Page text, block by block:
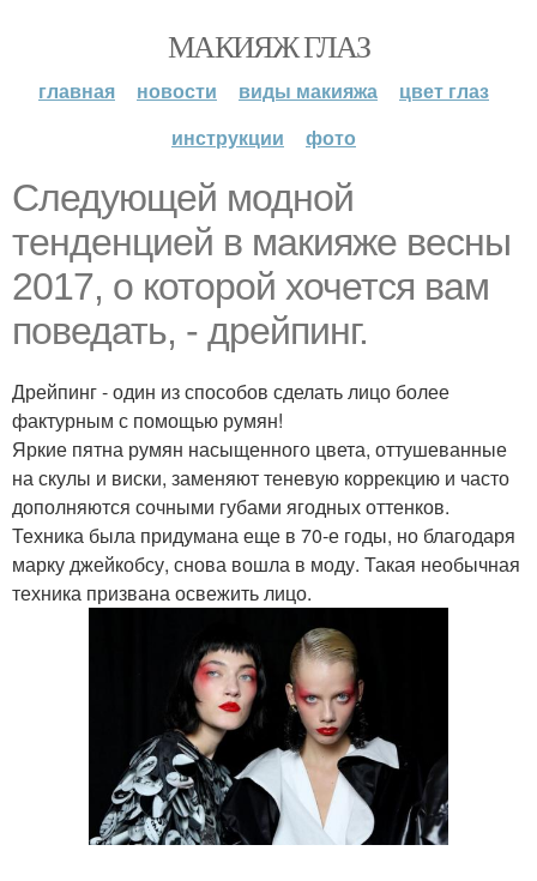
МАКИЯЖ ГЛАЗ
главная новости виды макияжа
цвет глаз
инструкции
фото
Следующей модной
тенденцией в макияже весны
2017, о которой хочется вам
поведать, - дрейпинг.
Дрейпинг - один из способов сделать лицо более
фактурным с помощью румян!
Яркие пятна румян насыщенного цвета, оттушеванные
на скулы и виски, заменяют теневую коррекцию и часто
дополняются сочными губами ягодных оттенков.
Техника была придумана еще в 70-е годы, но благодаря
марку джейкобсу, снова вошла в моду. Такая необычная
техника призвана освежить лицо.